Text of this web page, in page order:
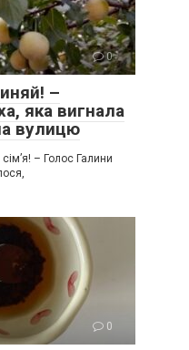
0
–
яка вигнала
вулицю
– Голос Галини
0